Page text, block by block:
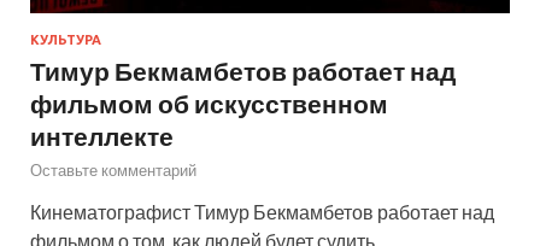
КУЛЬТУРА
Тимур Бекмамбетов работает над
фильмом об искусственном
интеллекте
Оставьте комментарий
Кинематографист Тимур Бекмамбетов работает над
фильмом о том, как людей будет судить